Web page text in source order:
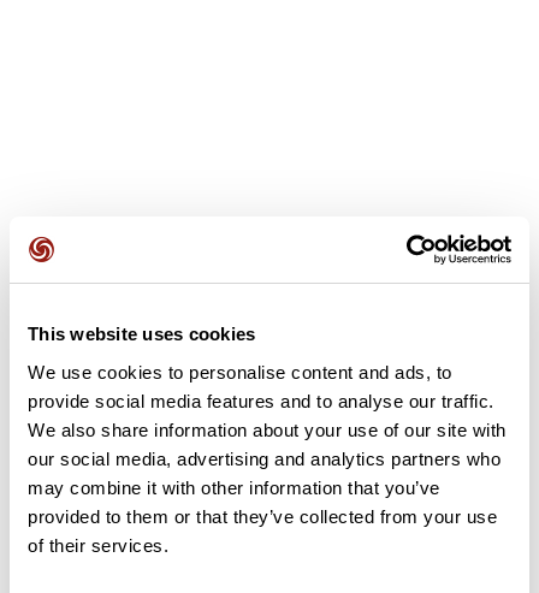
This website uses cookies
We use cookies to personalise content and ads, to
provide social media features and to analyse our traffic.
We also share information about your use of our site with
our social media, advertising and analytics partners who
may combine it with other information that you’ve
provided to them or that they’ve collected from your use
of their services.
Recensioni degli utenti
Questo percorso non contiene ancora alcuna recensione.
L'hai già effettuato? Sii il primo a inviare una recensione!
Aggiungi una recensione